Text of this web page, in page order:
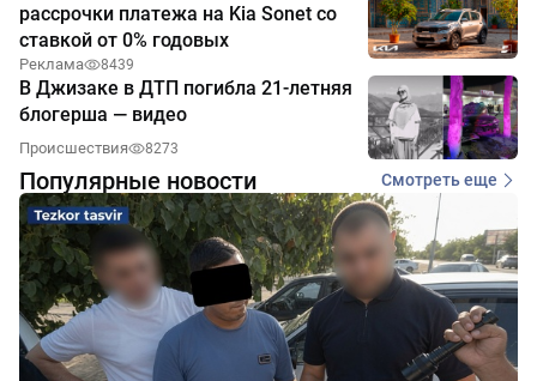
рассрочки платежа на Kia Sonet со
ставкой от 0% годовых
Реклама 8439
В Джизаке в ДТП погибла 21-летняя
блогерша — видео
Происшествия 8273
Популярные новости Смотреть еще